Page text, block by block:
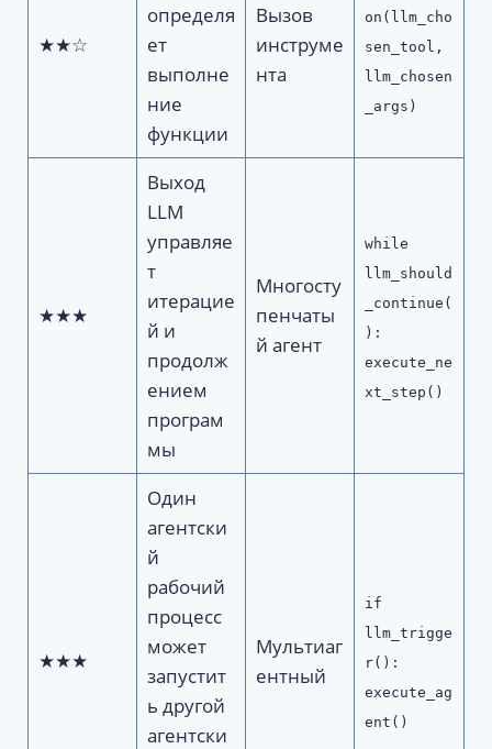
★★☆
определя
ет
выполне
ние
функции
Вызов
инструме
нта
on(llm_cho
sen_tool,
llm_chosen
_args)
★★★
Выход
LLM
управляе
т
итерацие
й и
продолж
ением
програм
мы
Многосту
пенчаты
й агент
while
llm_should
_continue(
):
execute_ne
xt_step()
★★★
Один
агентски
й
рабочий
процесс
может
запустит
ь другой
агентски
Мультиаг
ентный
if
llm_trigge
r():
execute_ag
ent()